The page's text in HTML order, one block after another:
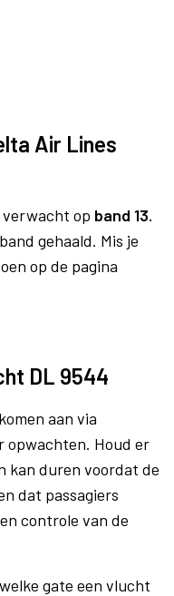
Air Lines
verwacht op band 13.
gehaald. Mis je
op de pagina
DL 9544
aan via
opwachten. Houd er
kan duren voordat de
dat passagiers
controle van de
gate een vlucht